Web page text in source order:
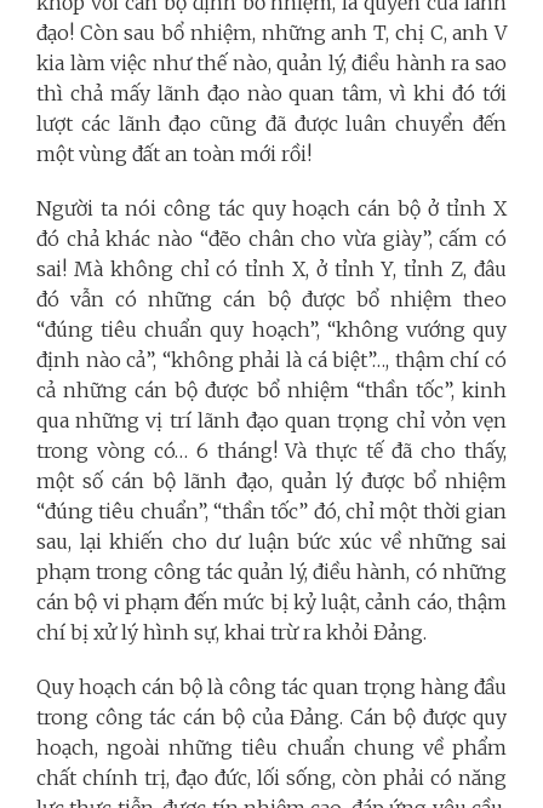
đạo! Còn sau bổ nhiệm, những anh T, chị C, anh V
kia làm việc như thế nào, quản lý, điều hành ra sao
thì chả mấy lãnh đạo nào quan tâm, vì khi đó tới
lượt các lãnh đạo cũng đã được luân chuyển đến
một vùng đất an toàn mới rồi!
Người ta nói công tác quy hoạch cán bộ ở tỉnh X
đó chả khác nào “đẽo chân cho vừa giày”, cấm có
sai! Mà không chỉ có tỉnh X, ở tỉnh Y, tỉnh Z, đâu
đó vẫn có những cán bộ được bổ nhiệm theo
“đúng tiêu chuẩn quy hoạch”, “không vướng quy
định nào cả”, “không phải là cá biệt”…, thậm chí có
cả những cán bộ được bổ nhiệm “thần tốc”, kinh
qua những vị trí lãnh đạo quan trọng chỉ vỏn vẹn
trong vòng có… 6 tháng! Và thực tế đã cho thấy,
một số cán bộ lãnh đạo, quản lý được bổ nhiệm
“đúng tiêu chuẩn”, “thần tốc” đó, chỉ một thời gian
sau, lại khiến cho dư luận bức xúc về những sai
phạm trong công tác quản lý, điều hành, có những
cán bộ vi phạm đến mức bị kỷ luật, cảnh cáo, thậm
chí bị xử lý hình sự, khai trừ ra khỏi Đảng.
Quy hoạch cán bộ là công tác quan trọng hàng đầu
trong công tác cán bộ của Đảng. Cán bộ được quy
hoạch, ngoài những tiêu chuẩn chung về phẩm
chất chính trị, đạo đức, lối sống, còn phải có năng